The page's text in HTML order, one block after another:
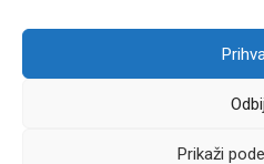
Odbij
Prikaži
Viber